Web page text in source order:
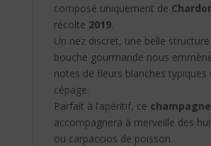
composé uniquement de
récolte 2019.
Un nez discret, une belle
bouche gourmande nous
notes de fleurs blanches typiques
cépage.
Parfait à l’apéritif, ce champagne
accompagnera à merveille des
ou carpaccios de poisson.